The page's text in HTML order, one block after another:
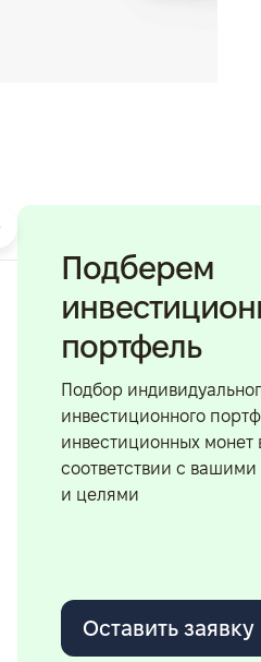
Подберем
портфель
Подбор
инвестиционного
инвестиционных монет
соответствии с
и целями
Оставить заявку